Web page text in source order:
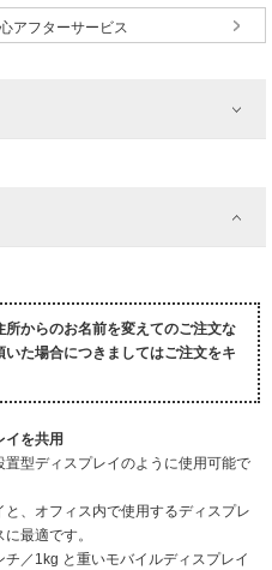
アフターサービス
からのお名前を変えてのご注文な
た場合につきましてはご注文をキ
イを共用
型ディスプレイのように使用可能で
、オフィス内で使用するディスプレ
最適です。
／1kg と重いモバイルディスプレイ